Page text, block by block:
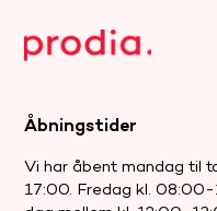
Åbningstider
Vi har åbent mandag til
17:00. Fredag kl.